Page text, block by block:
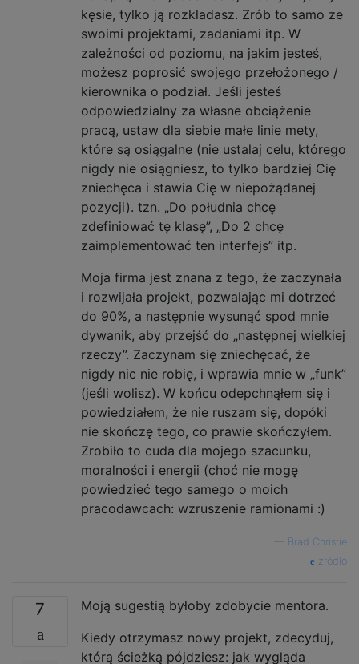
kęsie, tylko ją rozkładasz. Zrób to samo ze
swoimi projektami, zadaniami itp. W
zależności od poziomu, na jakim jesteś,
możesz poprosić swojego przełożonego /
kierownika o podział. Jeśli jesteś
odpowiedzialny za własne obciążenie
pracą, ustaw dla siebie małe linie mety,
które są osiągalne (nie ustalaj celu, którego
nigdy nie osiągniesz, to tylko bardziej Cię
zniechęca i stawia Cię w niepożądanej
pozycji). tzn. „Do południa chcę
zdefiniować tę klasę”, „Do 2 chcę
zaimplementować ten interfejs” itp.
Moja firma jest znana z tego, że zaczynała
i rozwijała projekt, pozwalając mi dotrzeć
do 90%, a następnie wysunąć spod mnie
dywanik, aby przejść do „następnej wielkiej
rzeczy”. Zaczynam się zniechęcać, że
nigdy nic nie robię, i wprawia mnie w „funk”
(jeśli wolisz). W końcu odepchnąłem się i
powiedziałem, że nie ruszam się, dopóki
nie skończę tego, co prawie skończyłem.
Zrobiło to cuda dla mojego szacunku,
moralności i energii (choć nie mogę
powiedzieć tego samego o moich
pracodawcach: wzruszenie ramionami :)
Brad Christie
źródło
7
Moją sugestią byłoby zdobycie mentora.
Kiedy otrzymasz nowy projekt, zdecyduj,
którą ścieżką pójdziesz: jak wygląda